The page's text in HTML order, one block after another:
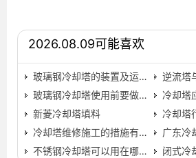
2026.08.09可能喜欢
玻璃钢冷却塔的装置及运行(高温型玻璃钢冷却塔型号)…
玻璃钢冷却塔使用前要做哪些保养？
新菱冷却塔填料
冷却塔维修施工的措施有哪些？(冷却塔维修方案与措施)…
不锈钢冷却塔可以用在哪些地方呢？(广东不锈钢管冷却塔生…